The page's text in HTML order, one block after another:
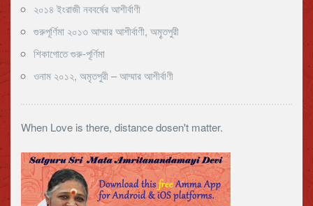
২০১৪ ইংরাজী নববর্ষের আশীর্বাণী
গুরুপূর্ণিমা ২০১৩ আম্মার আশীর্বাণী, অমৄতপুরী
শিকাগোতে গুরু-পূর্ণিমা
ওনাম ২০১২, অমৃতপুরী – আম্মার আশীর্বাণী
When Love is there, distance dosen't matter.